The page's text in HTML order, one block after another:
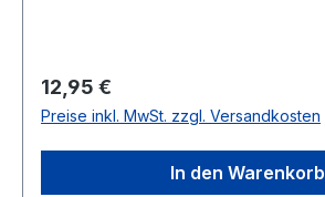
Regulärer Preis:
12,95 €
Preise inkl. MwSt. zzgl. Versandkosten
In den Warenkorb